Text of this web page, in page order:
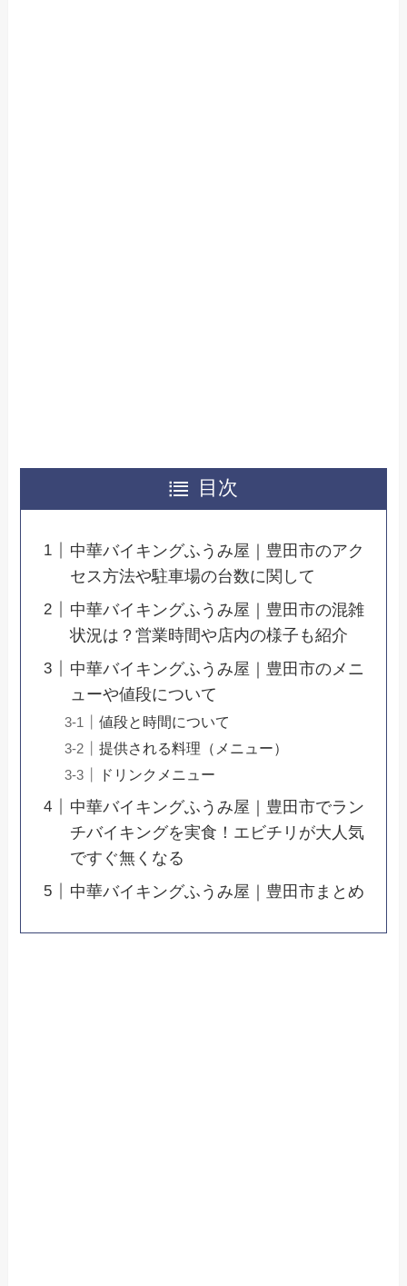
目次
中華バイキングふうみ屋｜豊田市のアク
セス方法や駐車場の台数に関して
中華バイキングふうみ屋｜豊田市の混雑
状況は？営業時間や店内の様子も紹介
中華バイキングふうみ屋｜豊田市のメニ
ューや値段について
値段と時間について
提供される料理（メニュー）
ドリンクメニュー
中華バイキングふうみ屋｜豊田市でラン
チバイキングを実食！エビチリが大人気
ですぐ無くなる
中華バイキングふうみ屋｜豊田市まとめ